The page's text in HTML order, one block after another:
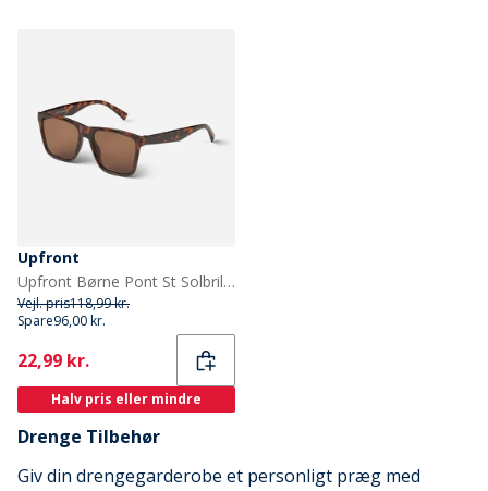
Upfront
Upfront Børne Pont St Solbriller Medium Brown
Vejl. pris118,99 kr.
Spare96,00 kr.
Current
22,99 kr.
Halv pris eller mindre
Drenge Tilbehør
Giv din drengegarderobe et personligt præg med